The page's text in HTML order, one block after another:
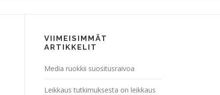
VIIMEISIMMÄT
ARTIKKELIT
Media ruokkii suositusraivoa
Leikkaus tutkimuksesta on leikkaus